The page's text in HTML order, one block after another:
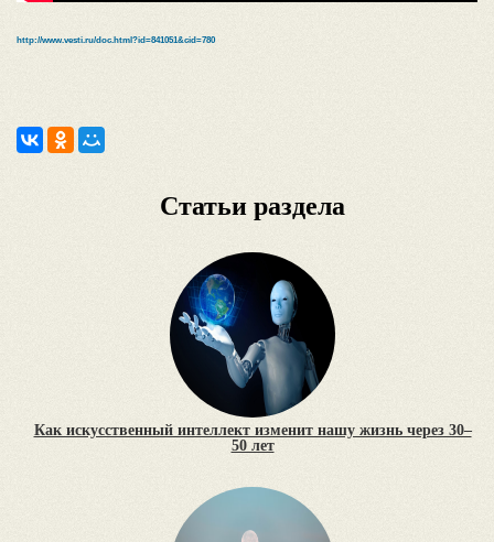
http://www.vesti.ru/doc.html?id=841051&cid=780
Статьи раздела
Как искусственный интеллект изменит нашу жизнь через 30–
50 лет